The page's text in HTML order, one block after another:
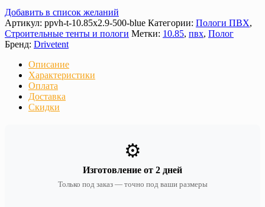
Добавить в список желаний
Артикул: ppvh-t-10.85х2.9-500-blue Категории: Пологи ПВХ,
Строительные тенты и пологи Метки: 10.85, пвх, Полог
Бренд: Drivetent
Описание
Характеристики
Оплата
Доставка
Скидки
⚙️
Изготовление от 2 дней
Только под заказ — точно под ваши размеры